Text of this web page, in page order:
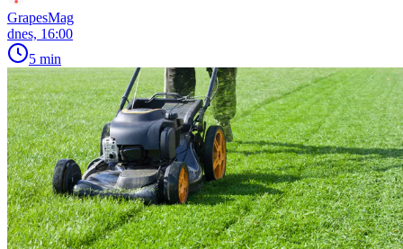
GrapesMag
dnes, 16:00
5 min